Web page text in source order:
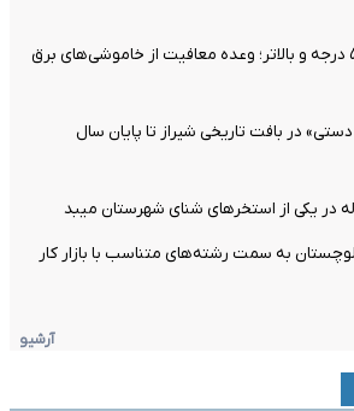
خوزستان در گرمای ۵۰ درجه و بالاتر؛ وعده معافیت از خاموشی‌های برق
در بافت تاریخی شیراز تا پایان سال
به سمت رشته‌های متناسب با بازار کار
آرشیو